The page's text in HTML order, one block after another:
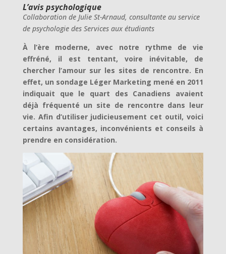
L’avis psychologique
Collaboration de Julie St-Arnaud, consultante au service
de psychologie des Services aux étudiants
À l’ère moderne, avec notre rythme de vie
effréné, il est tentant, voire inévitable, de
chercher l’amour sur les sites de rencontre. En
effet, un sondage Léger Marketing mené en 2011
indiquait que le quart des Canadiens avaient
déjà fréquenté un site de rencontre dans leur
vie. Afin d’utiliser judicieusement cet outil, voici
certains avantages, inconvénients et conseils à
prendre en considération.